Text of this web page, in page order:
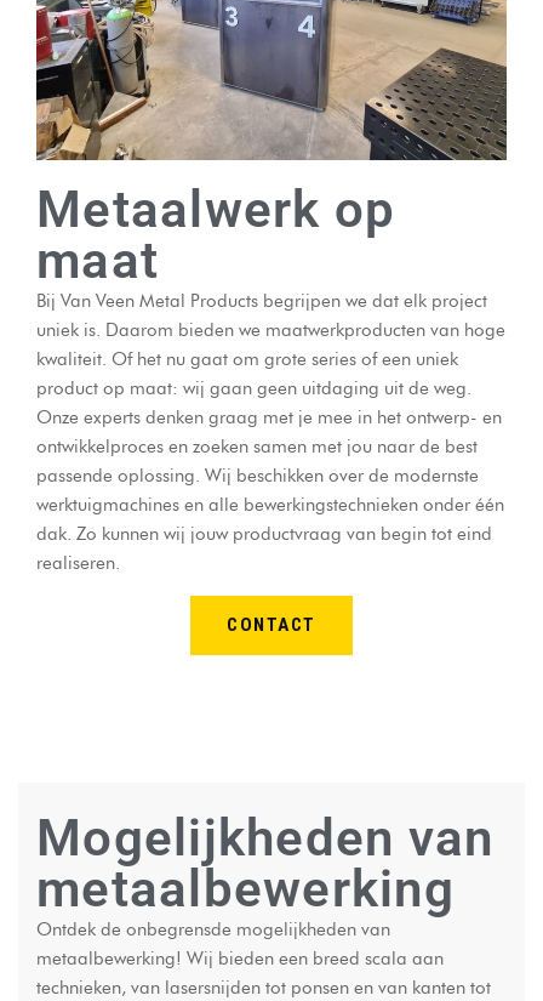
Metaalwerk op
maat
Bij Van Veen Metal Products begrijpen we dat elk project
uniek is. Daarom bieden we maatwerkproducten van hoge
kwaliteit. Of het nu gaat om grote series of een uniek
product op maat: wij gaan geen uitdaging uit de weg.
Onze experts denken graag met je mee in het ontwerp- en
ontwikkelproces en zoeken samen met jou naar de best
passende oplossing. Wij beschikken over de modernste
werktuigmachines en alle bewerkingstechnieken onder één
dak. Zo kunnen wij jouw productvraag van begin tot eind
realiseren.
CONTACT
Mogelijkheden van
metaalbewerking
Ontdek de onbegrensde mogelijkheden van
metaalbewerking! Wij bieden een breed scala aan
technieken, van lasersnijden tot ponsen en van kanten tot